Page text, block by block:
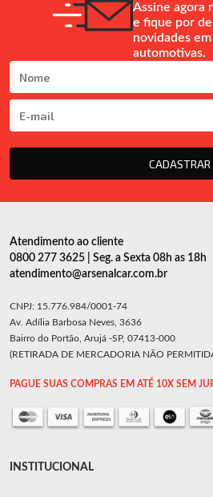
Assine agora
e fique por
novidades
automotivas.
CADASTRAR
Atendimento ao cliente
0800 277 3625 | Seg. a Sexta 08h as 18h
atendimento@arsenalcar.com.br
CNPJ: 15.776.984/0001-74
Av. Adília Barbosa Neves, 3636
Bairro do Portão, Arujá -SP, 07413-000
(RETIRADA DE MERCADORIA NÃO
PAGUE SUAS COMPRAS EM ATÉ 10X SEM
INSTITUCIONAL